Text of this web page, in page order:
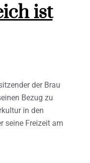
ist
der Brau
Bezug zu
in den
seine Freizeit am